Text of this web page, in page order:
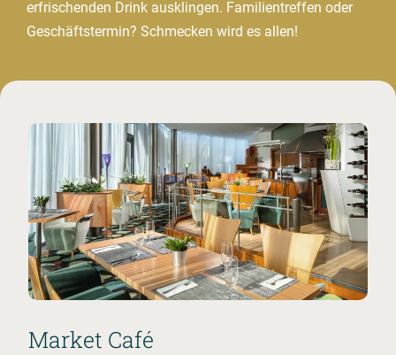
CS EN DE
erfrischenden Drink ausklingen. Familientreffen oder
Geschäftstermin? Schmecken wird es allen!
Market Café